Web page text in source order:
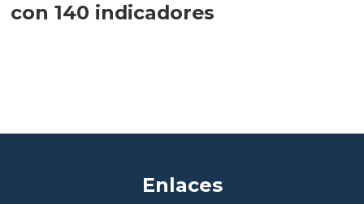
con 140 indicadores
Enlaces